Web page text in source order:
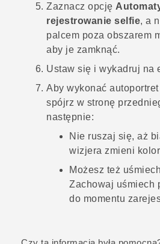
Zaznacz opcję
rejestrowanie selfie, a
palcem poza obszarem
aby je zamknąć.
Ustaw się i wykadruj na
Aby wykonać
spójrz w stronę
następnie:
Nie ruszaj się, aż
wizjera zmieni
Możesz też
Zachowaj uśmiech
do momentu